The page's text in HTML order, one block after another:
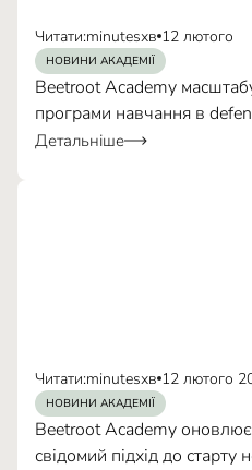
Читати:minutesхв 12 лютого
НОВИНИ АКАДЕМІЇ
Beetroot Academy
програми навчання в
Детальніше
Читати:minutesхв 12 лютого
НОВИНИ АКАДЕМІЇ
Beetroot Academy
свідомий підхід до старту